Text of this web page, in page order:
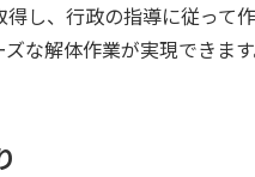
し、行政の指導に従って
な解体作業が実現できます